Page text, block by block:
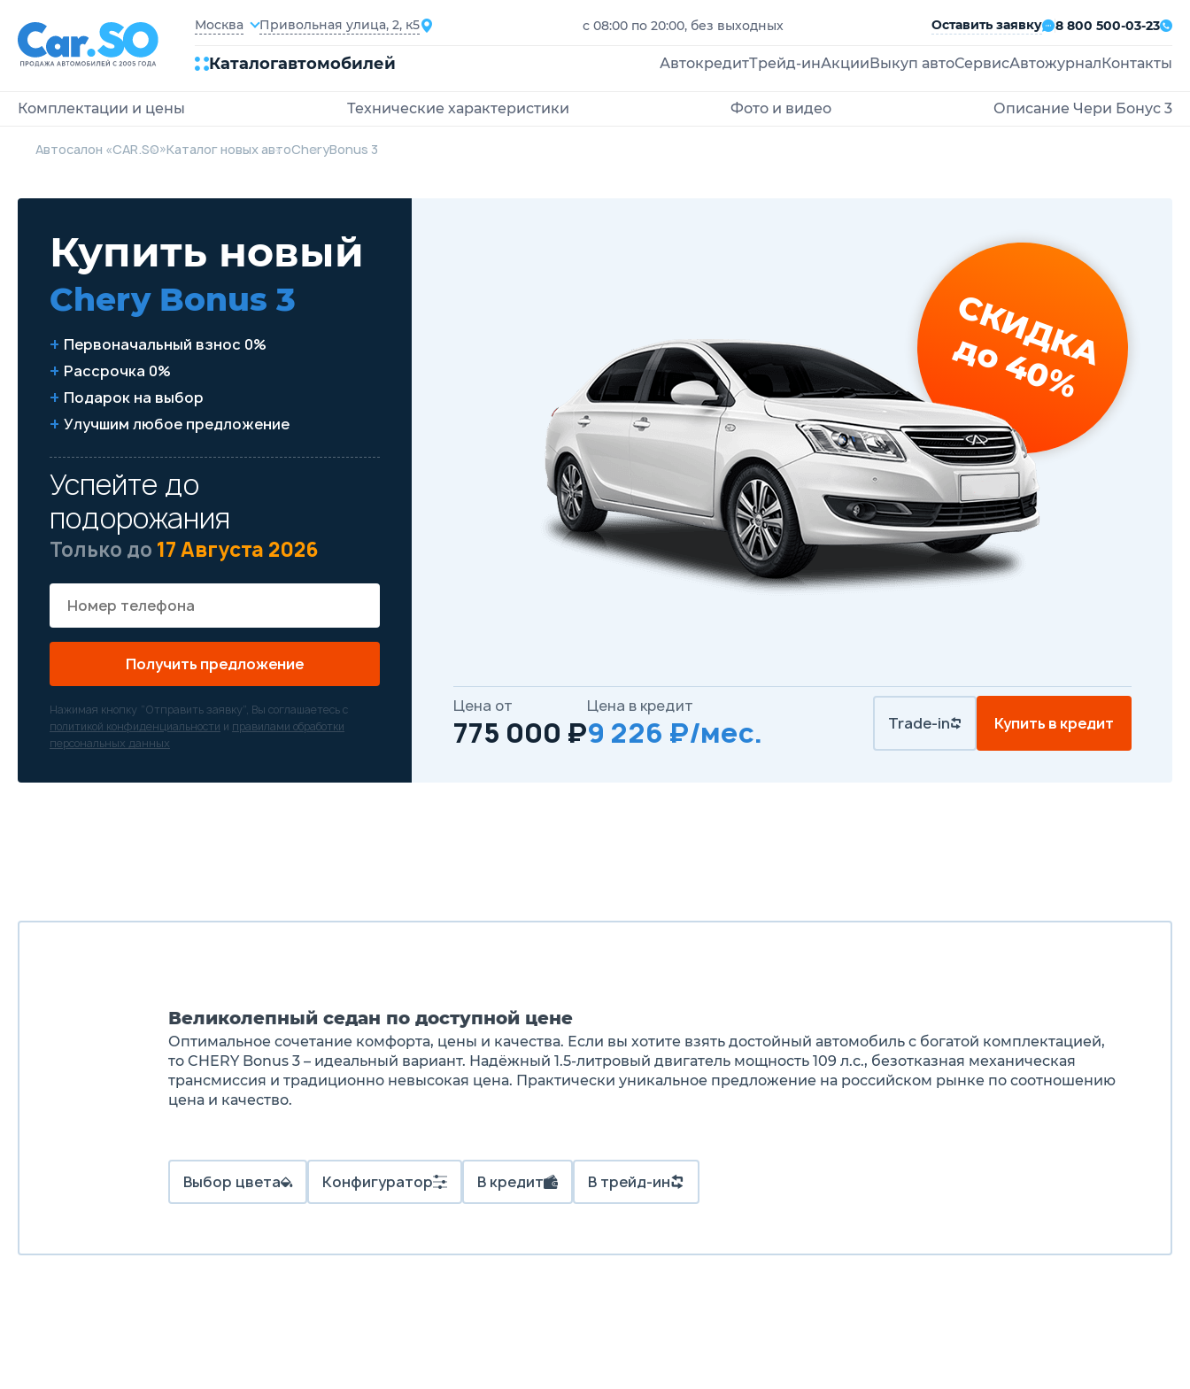
Москва Привольная улица, 2, к5 с 08:00 по 20:00, без выходных Оставить заявку 8 800 500-03-23
Каталогавтомобилей АвтокредитТрейд-инАкции Выкуп автоСервисАвтожурнал Контакты
Комплектации и цены Технические характеристики Фото и видео Описание Чери Бонус 3
Автосалон «CAR.SO»Каталог новых автоCheryBonus 3
Купить новый
Chery Bonus 3
Первоначальный взнос 0%
Рассрочка 0%
Подарок на выбор
Улучшим любое предложение
Успейте до
подорожания
Только до 17 Августа 2026
Получить предложение
Нажимая кнопку “Отправить заявку”, Вы соглашаетесь с
политикой конфиденциальности и правилами обработки
персональных данных
СКИДКА
до 40%
Цена от
775 000 ₽
Цена в кредит
9 226 ₽/мес. Trade-in Купить в кредит
Великолепный седан по доступной цене
Оптимальное сочетание комфорта, цены и качества. Если вы хотите взять достойный автомобиль с богатой комплектацией,
то CHERY Bonus 3 – идеальный вариант. Надёжный 1.5-литровый двигатель мощность 109 л.с., безотказная механическая
трансмиссия и традиционно невысокая цена. Практически уникальное предложение на российском рынке по соотношению
цена и качество.
Выбор цвета Конфигуратор В кредит В трейд-ин